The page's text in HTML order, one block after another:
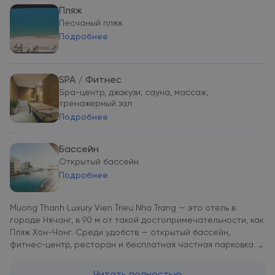
Пляж
Песчаный пляж
Подробнее
SPA / Фитнес
Spa-центр, джакузи, сауна, массаж,
тренажерный зал
Подробнее
Бассейн
Открытый бассейн
Подробнее
Muong Thanh Luxury Vien Trieu Nha Trang — это отель в
городе Нячанг, в 90 м от такой достопримечательности, как
Пляж Хон-Чонг. Среди удобств — открытый бассейн,
фитнес-центр, ресторан и бесплатная частная парковка. В
напитков, круглосуточная стойка регистрации и